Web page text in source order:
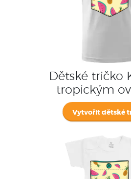
Dětské tričko
tropickým
Vytvořit dětské